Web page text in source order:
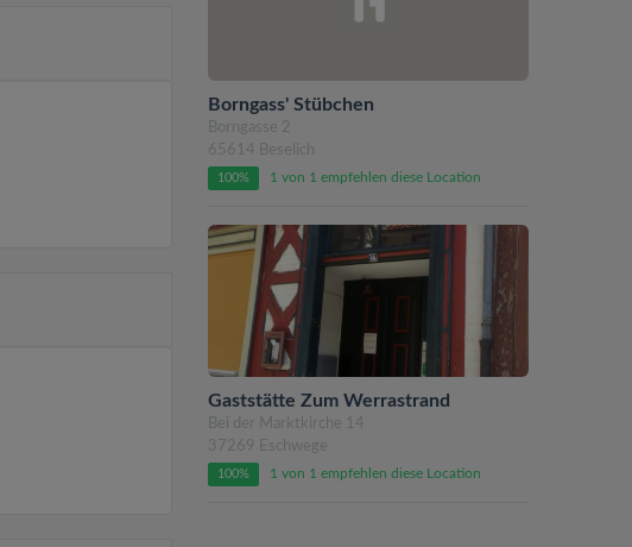
Borngass' Stübchen
Borngasse 2
65614 Beselich
100% 1 von 1 empfehlen diese Location
Gaststätte Zum Werrastrand
Bei der Marktkirche 14
37269 Eschwege
100% 1 von 1 empfehlen diese Location